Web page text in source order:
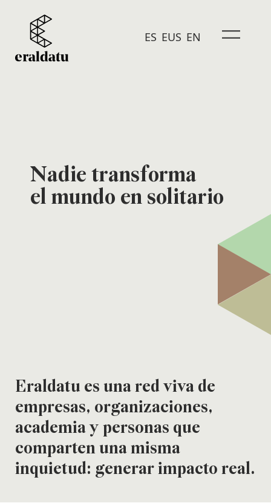
ES EUS EN
Nadie transforma
el mundo en solitario
Eraldatu es una red viva de
empresas, organizaciones,
academia y personas que
comparten una misma
inquietud: generar impacto real.